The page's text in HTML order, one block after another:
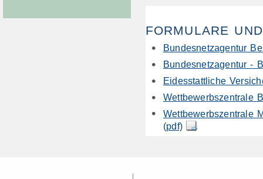
FORMULARE
Bundesnetzagentur
Bundesnetzagentur -
Eidesstattliche
Wettbewerbszentrale
Wettbewerbszentrale
(pdf)